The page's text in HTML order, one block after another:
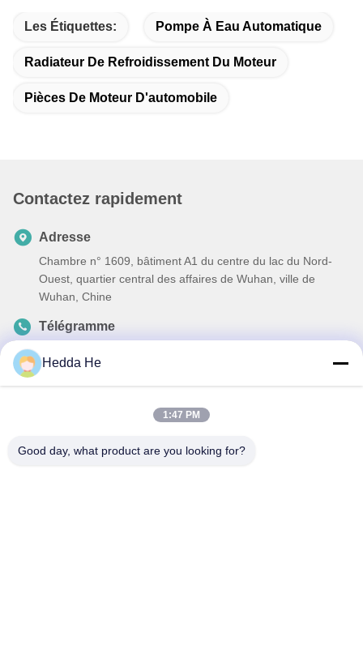
Les Étiquettes: Pompe À Eau Automatique
Radiateur De Refroidissement Du Moteur
Pièces De Moteur D'automobile
Contactez rapidement
Adresse
Chambre n° 1609, bâtiment A1 du centre du lac du Nord-
Ouest, quartier central des affaires de Wuhan, ville de
Wuhan, Chine
Télégramme
Hedda He
1:47 PM
Good day, what product are you looking for?